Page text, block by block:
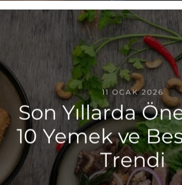
11 OCAK 2026
Son Yıllarda
10 Yemek ve
Trendi